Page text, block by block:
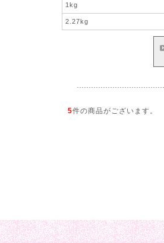
1kg
2.27kg
5件の商品がございます。